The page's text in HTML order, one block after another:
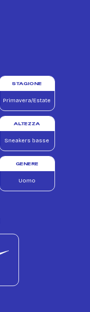
STAGIONE
Primavera/Estate
ALTEZZA
Sneakers basse
GENERE
Uomo